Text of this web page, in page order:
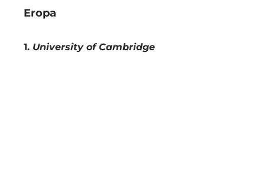
Eropa
1. University of Cambridge